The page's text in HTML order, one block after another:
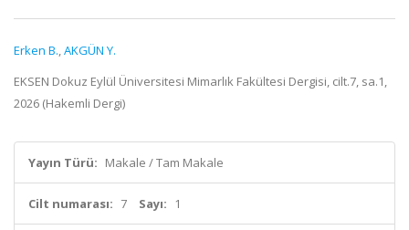
Erken B.,AKGÜN Y.
EKSEN Dokuz Eylül Üniversitesi Mimarlık Fakültesi Dergisi, cilt.7, sa.1,
2026 (Hakemli Dergi)
Yayın Türü: Makale / Tam Makale
Cilt numarası: 7 Sayı: 1